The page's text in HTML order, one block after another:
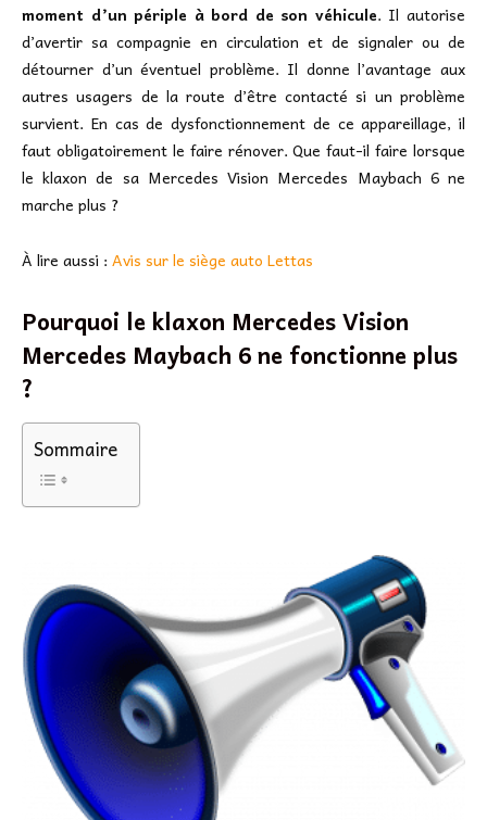
moment d’un périple à bord de son véhicule. Il autorise
d’avertir sa compagnie en circulation et de signaler ou de
détourner d’un éventuel problème. Il donne l’avantage aux
autres usagers de la route d’être contacté si un problème
survient. En cas de dysfonctionnement de ce appareillage, il
faut obligatoirement le faire rénover. Que faut-il faire lorsque
le klaxon de sa Mercedes Vision Mercedes Maybach 6 ne
marche plus ?
À lire aussi : Avis sur le siège auto Lettas
Pourquoi le klaxon Mercedes Vision
Mercedes Maybach 6 ne fonctionne plus
?
Sommaire